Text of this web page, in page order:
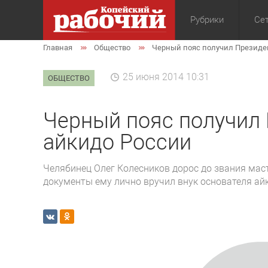
Рубрики
Общество
Главная Общество Черный пояс получил
ОБЩЕСТВО 25 июня 2014 10:31
Черный пояс
айкидо России
Челябинец Олег Колесников дорос до звания
документы ему лично вручил внук основателя